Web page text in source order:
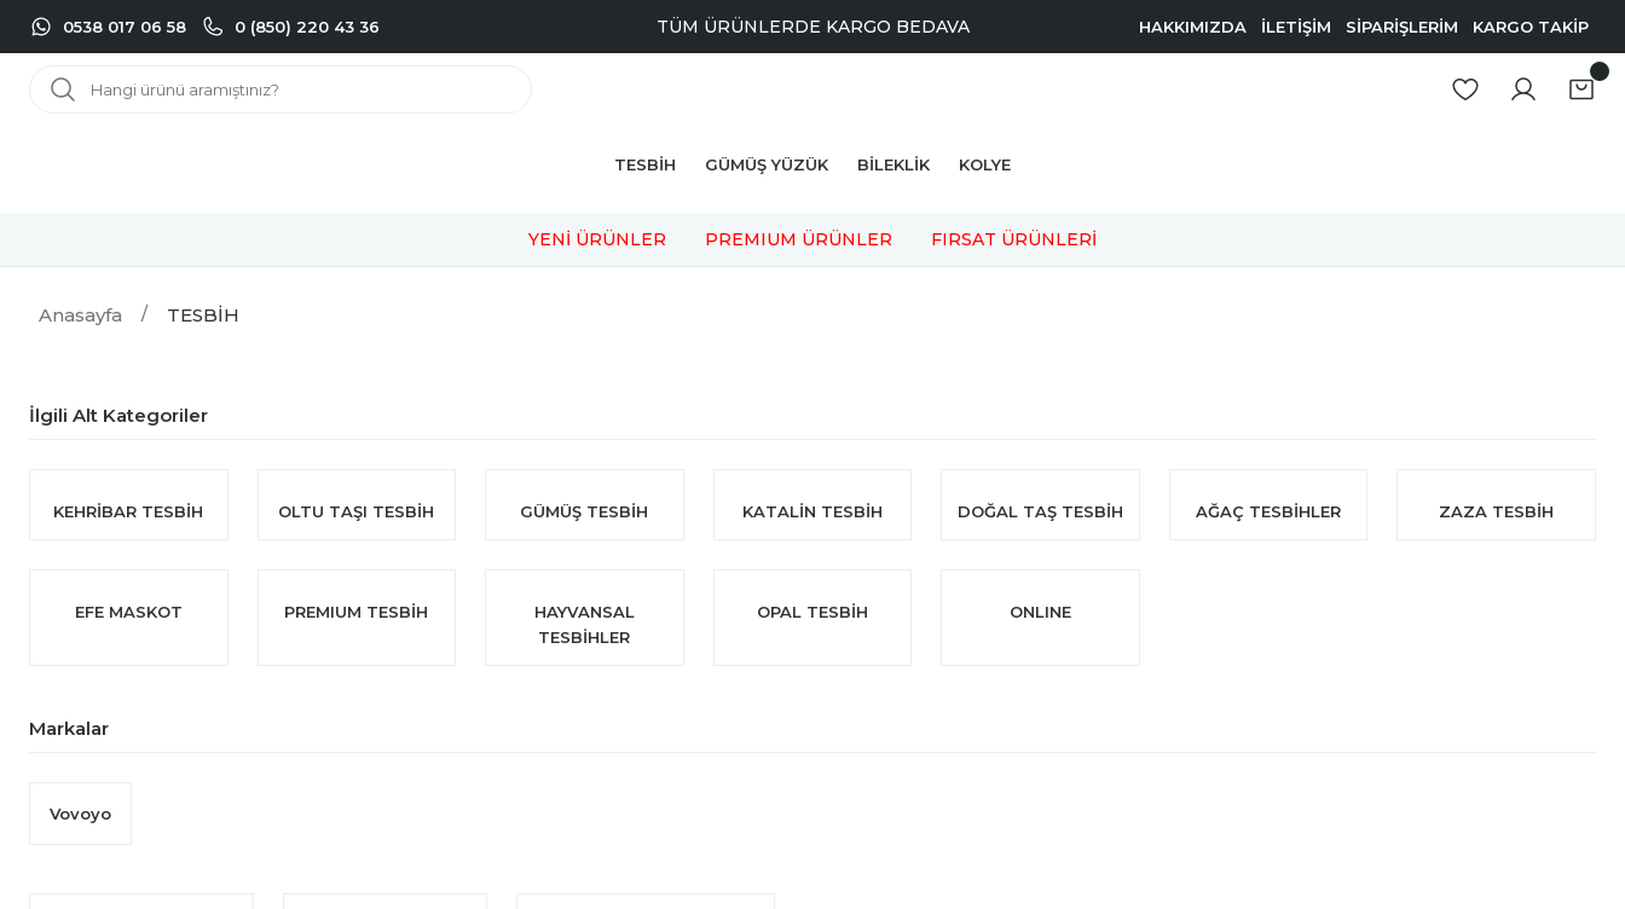
0538 017 06 58 0 (850) 220 43 36 TÜM ÜRÜNLERDE KARGO BEDAVA HAKKIMIZDA İLETİŞİM SİPARİŞLERİM KARGO TAKİP
TESBİH GÜMÜŞ YÜZÜK BİLEKLİK KOLYE
YENİ ÜRÜNLER PREMIUM ÜRÜNLER FIRSAT ÜRÜNLERİ
Anasayfa TESBİH
İlgili Alt Kategoriler
KEHRİBAR TESBİH OLTU TAŞI TESBİH GÜMÜŞ TESBİH KATALİN TESBİH DOĞAL TAŞ TESBİH AĞAÇ TESBİHLER ZAZA TESBİH
EFE MASKOT PREMIUM TESBİH
HAYVANSAL
TESBİHLER
OPAL TESBİH ONLINE
Markalar
Vovoyo